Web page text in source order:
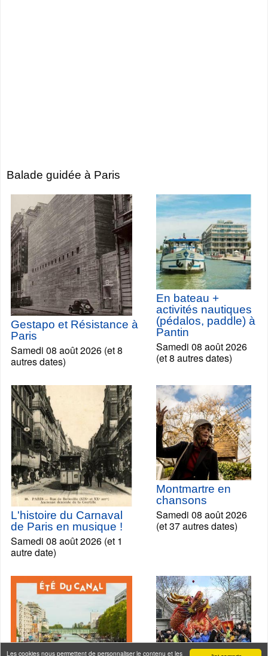
Les cookies nous permettent de personnaliser le contenu et les
Balade guidée à Paris
Gestapo et Résistance à
Paris
Samedi 08 août 2026 (et 8
autres dates)
En bateau +
activités nautiques
(pédalos, paddle) à
Pantin
Samedi 08 août 2026
(et 8 autres dates)
L'histoire du Carnaval
de Paris en musique !
Samedi 08 août 2026 (et 1
autre date)
Montmartre en
chansons
Samedi 08 août 2026
(et 37 autres dates)